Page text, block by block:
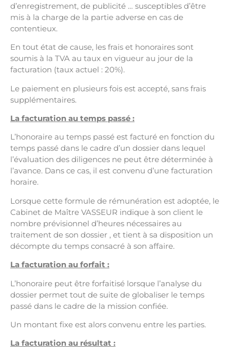
d’enregistrement, de publicité … susceptibles d’être
mis à la charge de la partie adverse en cas de
contentieux.
En tout état de cause, les frais et honoraires sont
soumis à la TVA au taux en vigueur au jour de la
facturation (taux actuel : 20%).
Le paiement en plusieurs fois est accepté, sans frais
supplémentaires.
La facturation au temps passé :
L’honoraire au temps passé est facturé en fonction du
temps passé dans le cadre d’un dossier dans lequel
l’évaluation des diligences ne peut être déterminée à
l’avance. Dans ce cas, il est convenu d’une facturation
horaire.
Lorsque cette formule de rémunération est adoptée, le
Cabinet de Maître VASSEUR indique à son client le
nombre prévisionnel d’heures nécessaires au
traitement de son dossier , et tient à sa disposition un
décompte du temps consacré à son affaire.
La facturation au forfait :
L’honoraire peut être forfaitisé lorsque l’analyse du
dossier permet tout de suite de globaliser le temps
passé dans le cadre de la mission confiée.
Un montant fixe est alors convenu entre les parties.
La facturation au résultat :